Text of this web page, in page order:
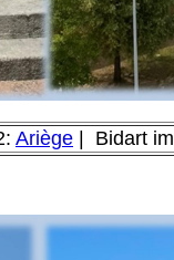
Ariège | Bidart im